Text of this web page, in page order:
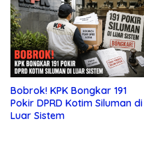
Bobrok! KPK Bongkar 191
Pokir DPRD Kotim Siluman di
Luar Sistem